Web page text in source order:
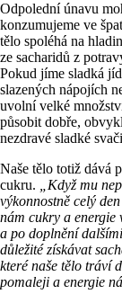
Odpolední únavu
konzumujeme ve
tělo spoléhá na
ze sacharidů z
Pokud jíme sladká
slazených nápojích
uvolní velké
působit dobře,
nezdravé sladké
Naše tělo totiž dává
cukru.
„Když mu
výkonnostně celý
nám cukry a energie
a po doplnění
důležité získávat
které naše tělo tráví
pomaleji a energie